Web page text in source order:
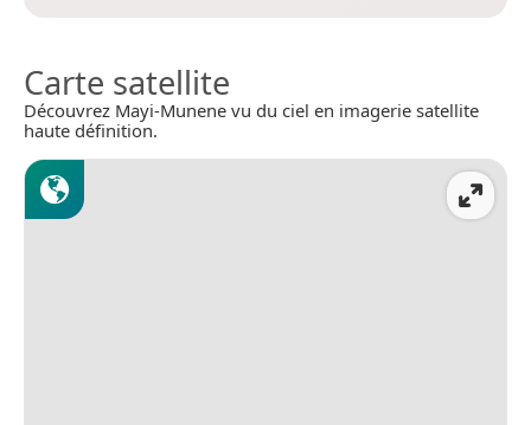
Carte satellite
Découvrez Mayi-Munene vu du ciel en imagerie satellite
haute définition.